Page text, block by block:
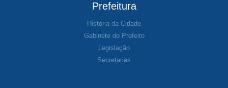
Prefeitura
História da Cidade
Gabinete do Prefeito
Legislação
Secretarias